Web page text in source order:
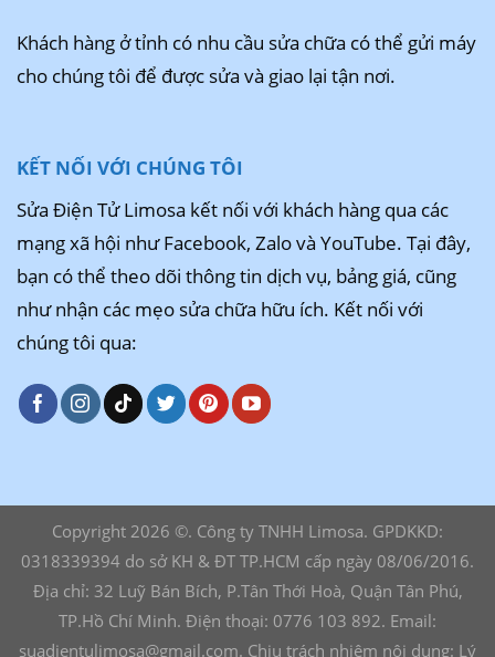
Khách hàng ở tỉnh có nhu cầu sửa chữa có thể gửi máy
cho chúng tôi để được sửa và giao lại tận nơi.
KẾT NỐI VỚI CHÚNG TÔI
Sửa Điện Tử Limosa kết nối với khách hàng qua các
mạng xã hội như Facebook, Zalo và YouTube. Tại đây,
bạn có thể theo dõi thông tin dịch vụ, bảng giá, cũng
như nhận các mẹo sửa chữa hữu ích. Kết nối với
chúng tôi qua:
Copyright 2026 ©. Công ty TNHH Limosa. GPDKKD:
0318339394 do sở KH & ĐT TP.HCM cấp ngày 08/06/2016.
Địa chỉ: 32 Luỹ Bán Bích, P.Tân Thới Hoà, Quận Tân Phú,
TP.Hồ Chí Minh. Điện thoại: 0776 103 892. Email:
suadientulimosa@gmail.com. Chịu trách nhiệm nội dung: Lý